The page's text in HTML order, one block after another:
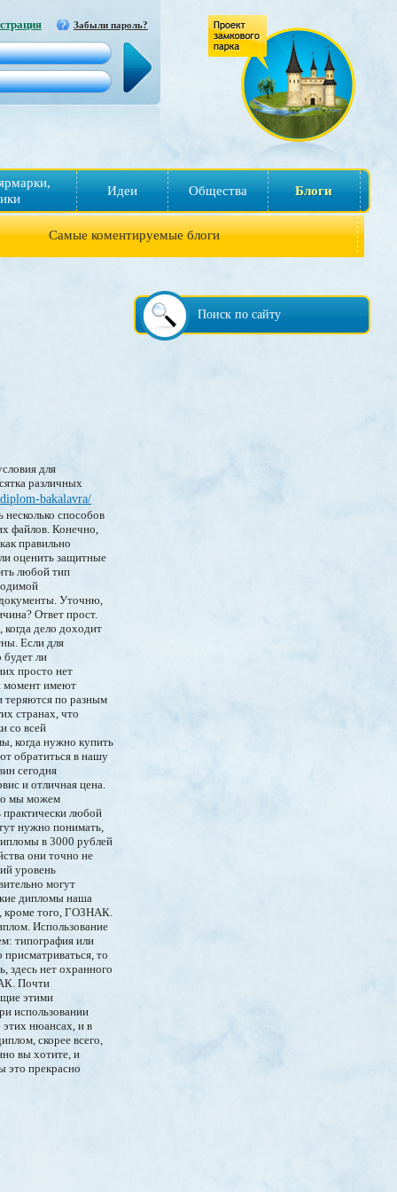
Забыли пароль?
Идеи Общества Блоги
Самые коментируемые блоги
Поиск по сайту
для
различных
bakalavra/
способов
файлов. Конечно,
правильно
оценить защитные
любой тип
документы. Уточню,
Ответ прост.
дело доходит
Если для
будет ли
просто нет
момент имеют
теряются по разным
странах, что
со всей
когда нужно купить
обратиться в нашу
сегодня
и отличная цена.
мы можем
любой
нужно понимать,
в 3000 рублей
они точно не
уровень
могут
дипломы наша
кроме того, ГОЗНАК.
Использование
типография или
то
здесь нет охранного
Почти
этими
использовании
нюансах, и в
скорее всего,
вы хотите, и
это прекрасно